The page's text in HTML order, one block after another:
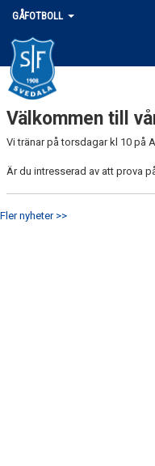
GÅFOTBOLL
HEM
NYHETER
KALENDER
TRUPPEN
Välkommen till
Vi tränar på torsdagar kl 10 på
Är du intresserad av att prova
Fler nyheter >>